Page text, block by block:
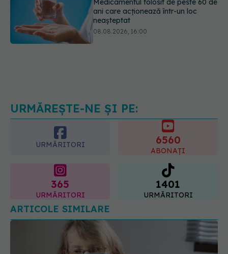
Medicamentul folosit de peste 60 de
ani care acționează într-un loc
neașteptat
08.08.2026, 16:00
URMĂREȘTE-NE ȘI PE:
URMĂRITORI 6560
ABONAȚI
365
URMĂRITORI
1401
URMĂRITORI
ARTICOLE SIMILARE